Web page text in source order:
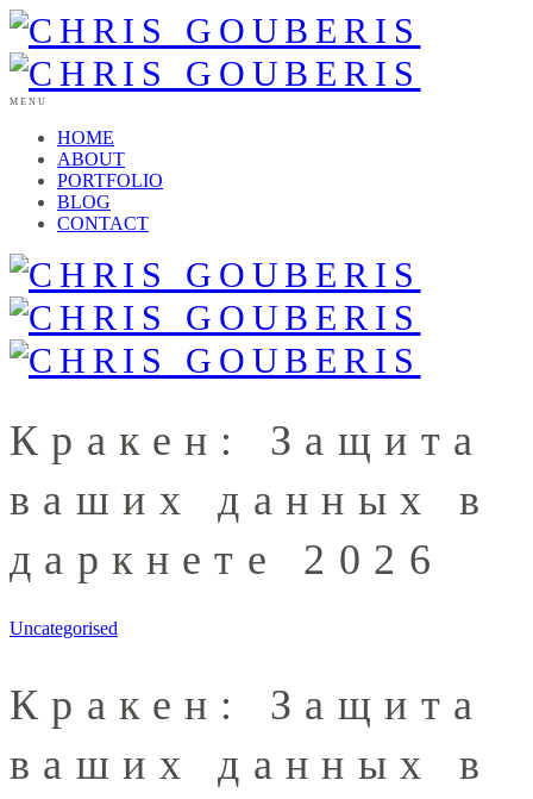
MENU
HOME
ABOUT
PORTFOLIO
BLOG
CONTACT
Кракен: Защита
ваших данных в
даркнете 2026
Uncategorised
Кракен: Защита
ваших данных в